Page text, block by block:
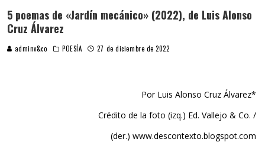
5 poemas de «Jardín mecánico» (2022), de Luis Alonso
Cruz Álvarez
adminv&co POESÍA 27 de diciembre de 2022
Por Luis Alonso Cruz Álvarez*
Crédito de la foto (izq.) Ed. Vallejo & Co. /
(der.) www.descontexto.blogspot.com